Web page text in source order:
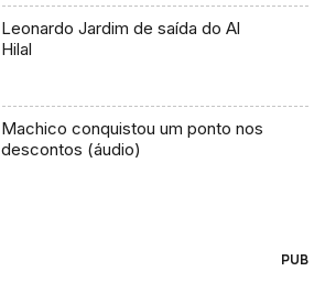
Leonardo Jardim de saída do Al
Hilal
Machico conquistou um ponto nos
descontos (áudio)
PUB